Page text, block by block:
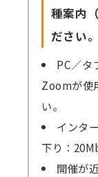
種案内
ださい。
PC／タ
Zoomが使
い。
インタ
下り：
開催が